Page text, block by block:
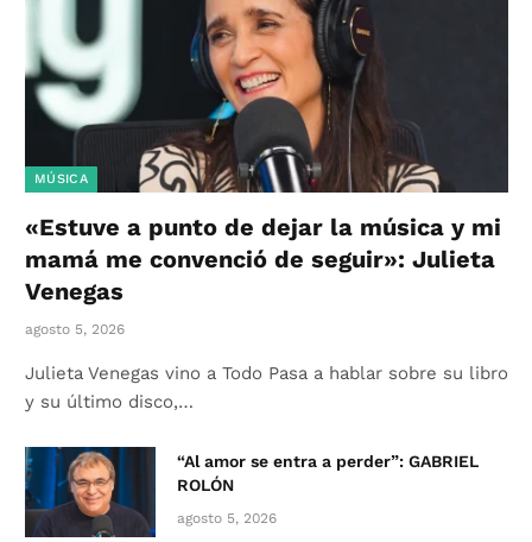
MÚSICA
«Estuve a punto de dejar la música y mi
mamá me convenció de seguir»: Julieta
Venegas
agosto 5, 2026
Julieta Venegas vino a Todo Pasa a hablar sobre su libro
y su último disco,…
“Al amor se entra a perder”: GABRIEL
ROLÓN
agosto 5, 2026